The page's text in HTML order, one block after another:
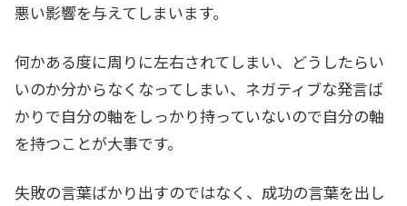
悪い影響を与えてしまいます。
何かある度に周りに左右されてしまい、どうしたらい
いのか分からなくなってしまい、ネガティブな発言ば
かりで自分の軸をしっかり持っていないので自分の軸
を持つことが大事です。
失敗の言葉ばかり出すのではなく、成功の言葉を出し